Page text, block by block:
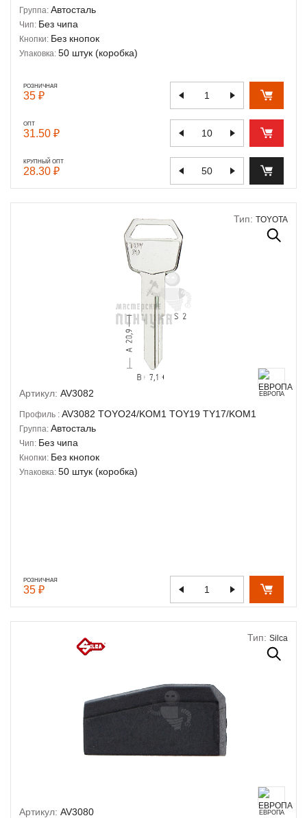
Группа: Автосталь
Чип: Без чипа
Кнопки: Без кнопок
Упаковка: 50 штук (коробка)
РОЗНИЧНАЯ
35 ₽
ОПТ
31.50 ₽
КРУПНЫЙ ОПТ
28.30 ₽
Тип: TOYOTA
Артикул: AV3082 ЕВРОПА
Профиль : AV3082 TOYO24/KOM1 TOY19 TY17/KOM1
Группа: Автосталь
Чип: Без чипа
Кнопки: Без кнопок
Упаковка: 50 штук (коробка)
РОЗНИЧНАЯ
35 ₽
Тип: Silca
Артикул: AV3080 ЕВРОПА